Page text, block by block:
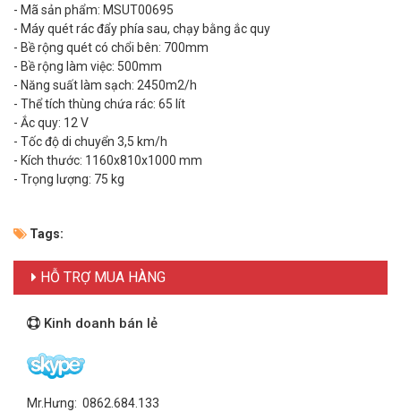
- Mã sản phẩm: MSUT00695
- Máy quét rác đẩy phía sau, chạy bằng ắc quy
- Bề rộng quét có chổi bên: 700mm
- Bề rộng làm việc: 500mm
- Năng suất làm sạch: 2450m2/h
- Thể tích thùng chứa rác: 65 lít
- Ắc quy: 12 V
- Tốc độ di chuyển 3,5 km/h
- Kích thước: 1160x810x1000 mm
- Trọng lượng: 75 kg
Tags:
HỖ TRỢ MUA HÀNG
Kinh doanh bán lẻ
Mr.Hưng: 0862.684.133